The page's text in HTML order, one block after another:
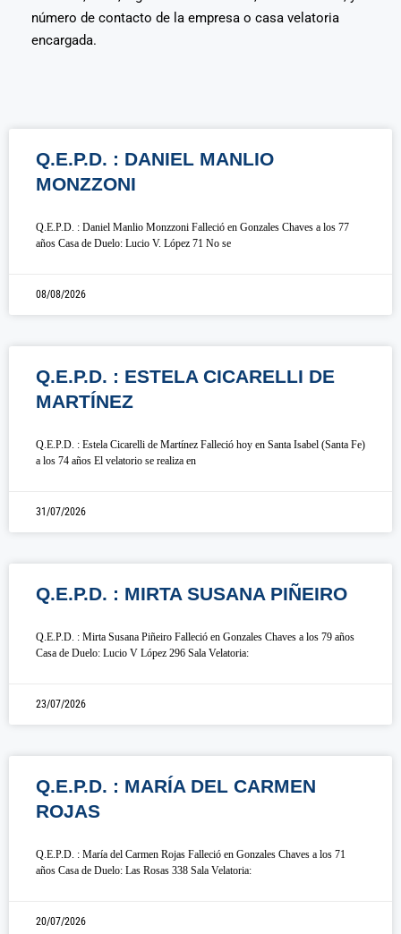
número de contacto de la empresa o casa velatoria
encargada.
Q.E.P.D. : DANIEL MANLIO
MONZZONI
Q.E.P.D. : Daniel Manlio Monzzoni Falleció en Gonzales Chaves a los 77
años Casa de Duelo: Lucio V. López 71 No se
08/08/2026
Q.E.P.D. : ESTELA CICARELLI DE
MARTÍNEZ
Q.E.P.D. : Estela Cicarelli de Martínez Falleció hoy en Santa Isabel (Santa Fe)
a los 74 años El velatorio se realiza en
31/07/2026
Q.E.P.D. : MIRTA SUSANA PIÑEIRO
Q.E.P.D. : Mirta Susana Piñeiro Falleció en Gonzales Chaves a los 79 años
Casa de Duelo: Lucio V López 296 Sala Velatoria:
23/07/2026
Q.E.P.D. : MARÍA DEL CARMEN
ROJAS
Q.E.P.D. : María del Carmen Rojas Falleció en Gonzales Chaves a los 71
años Casa de Duelo: Las Rosas 338 Sala Velatoria:
20/07/2026